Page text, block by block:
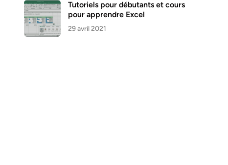
Tutoriels pour débutants et cours
pour apprendre Excel
29 avril 2021